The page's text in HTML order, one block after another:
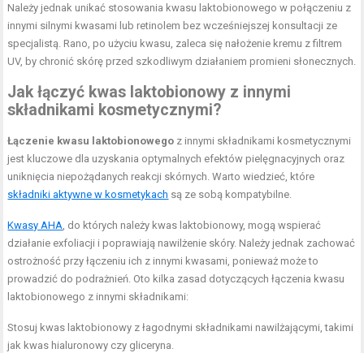
Należy jednak unikać stosowania kwasu laktobionowego w połączeniu z
innymi silnymi kwasami lub retinolem bez wcześniejszej konsultacji ze
specjalistą. Rano, po użyciu kwasu, zaleca się nałożenie kremu z filtrem
UV, by chronić skórę przed szkodliwym działaniem promieni słonecznych.
Jak łączyć kwas laktobionowy z innymi
składnikami kosmetycznymi?
Łączenie kwasu laktobionowego z innymi składnikami kosmetycznymi
jest kluczowe dla uzyskania optymalnych efektów pielęgnacyjnych oraz
uniknięcia niepożądanych reakcji skórnych. Warto wiedzieć, które
składniki aktywne w kosmetykach są ze sobą kompatybilne.
Kwasy AHA , do których należy kwas laktobionowy, mogą wspierać
działanie exfoliacji i poprawiają nawilżenie skóry. Należy jednak zachować
ostrożność przy łączeniu ich z innymi kwasami, ponieważ może to
prowadzić do podrażnień. Oto kilka zasad dotyczących łączenia kwasu
laktobionowego z innymi składnikami:
Stosuj kwas laktobionowy z łagodnymi składnikami nawilżającymi, takimi
jak kwas hialuronowy czy gliceryna.